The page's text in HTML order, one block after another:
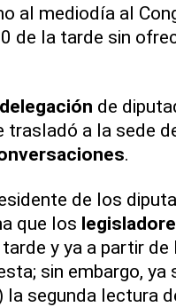
al mediodía al
de la tarde sin
delegación de
a la sede
.
de los
que los
y ya a partir de
sin embargo, ya
la segunda lectura